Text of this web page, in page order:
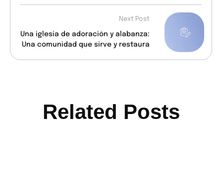
Next Post
Una iglesia de adoración y alabanza:
Una comunidad que sirve y restaura
Related Posts